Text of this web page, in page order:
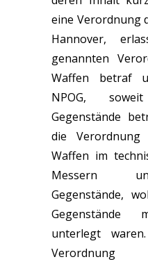
eine Verordnung
Hannover,
genannten
Waffen betraf
NPOG,
Gegenstände
die
Waffen im
Messern
Gegenstände,
Gegenstände
unterlegt
Verordnung